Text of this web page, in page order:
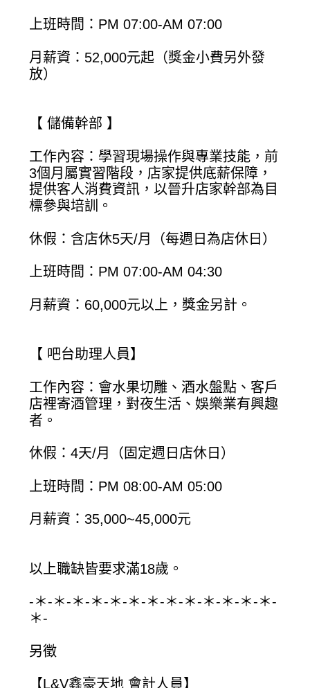
上班時間：PM 07:00-AM 07:00
月薪資：52,000元起（獎金小費另外發
放）
【 儲備幹部 】
工作內容：學習現場操作與專業技能，前
3個月屬實習階段，店家提供底薪保障，
提供客人消費資訊，以晉升店家幹部為目
標參與培訓。
休假：含店休5天/月（每週日為店休日）
上班時間：PM 07:00-AM 04:30
月薪資：60,000元以上，獎金另計。
【 吧台助理人員】
工作內容：會水果切雕、酒水盤點、客戶
店裡寄酒管理，對夜生活、娛樂業有興趣
者。
休假：4天/月（固定週日店休日）
上班時間：PM 08:00-AM 05:00
月薪資：35,000~45,000元
以上職缺皆要求滿18歲。
-＊-＊-＊-＊-＊-＊-＊-＊-＊-＊-＊-＊-＊-
＊-
另徵
【L&V鑫豪天地 會計人員】